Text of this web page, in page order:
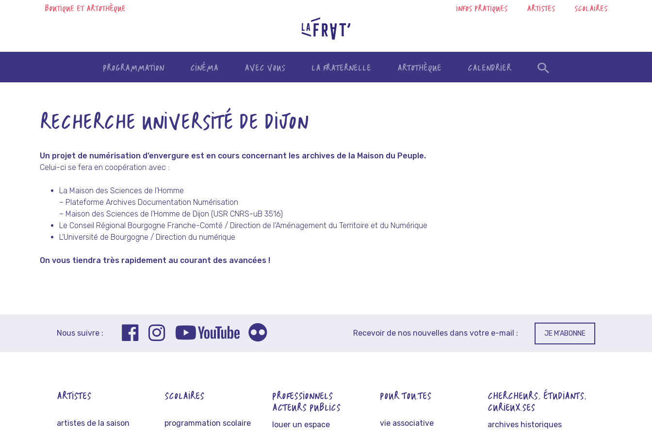
BOUTIQUE ET ARTOTHÈQUE INFOS PRATIQUES ARTISTES SCOLAIRES
PROGRAMMATION CINÉMA AVEC VOUS LA FRATERNELLE ARTOTHÈQUE CALENDRIER
RECHERCHE UNIVERSITÉ DE DIJON
Un projet de numérisation d’envergure est en cours concernant les archives de la Maison du Peuple.
Celui-ci se fera en coopération avec :
La Maison des Sciences de l’Homme
– Plateforme Archives Documentation Numérisation
– Maison des Sciences de l’Homme de Dijon (USR CNRS-uB 3516)
Le Conseil Régional Bourgogne Franche-Comté / Direction de l’Aménagement du Territoire et du Numérique
L’Université de Bourgogne / Direction du numérique
On vous tiendra très rapidement au courant des avancées !
Nous suivre : Recevoir de nos nouvelles dans votre e-mail : JE M'ABONNE
ARTISTES
artistes de la saison
SCOLAIRES
programmation scolaire
PROFESSIONNELS
ACTEURS PUBLICS
louer un espace
POUR TOU.TES
vie associative
CHERCHEURS, ÉTUDIANTS,
CURIEUX.SES
archives historiques